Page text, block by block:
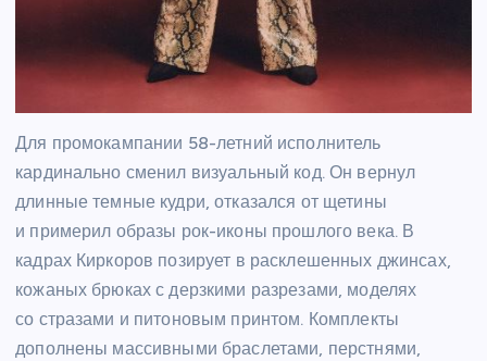
Для промокампании 58-летний исполнитель
кардинально сменил визуальный код. Он вернул
длинные темные кудри, отказался от щетины
и примерил образы рок-иконы прошлого века. В
кадрах Киркоров позирует в расклешенных джинсах,
кожаных брюках с дерзкими разрезами, моделях
со стразами и питоновым принтом. Комплекты
дополнены массивными браслетами, перстнями,